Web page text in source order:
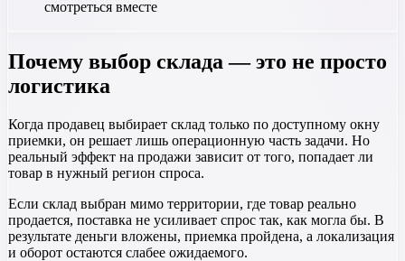
смотреться вместе
Почему выбор склада — это не просто
логистика
Когда продавец выбирает склад только по доступному окну
приемки, он решает лишь операционную часть задачи. Но
реальный эффект на продажи зависит от того, попадает ли
товар в нужный регион спроса.
Если склад выбран мимо территории, где товар реально
продается, поставка не усиливает спрос так, как могла бы. В
результате деньги вложены, приемка пройдена, а локализация
и оборот остаются слабее ожидаемого.